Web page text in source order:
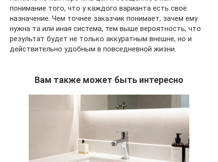
понимание того, что у каждого варианта есть своё
назначение. Чем точнее заказчик понимает, зачем ему
нужна та или иная система, тем выше вероятность, что
результат будет не только аккуратным внешне, но и
действительно удобным в повседневной жизни.
Вам также может быть интересно